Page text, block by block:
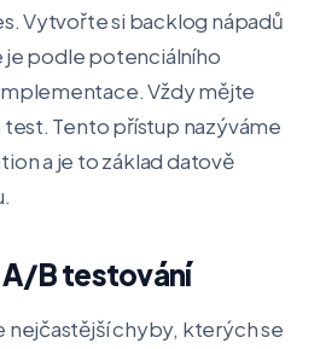
Vytvořte si backlog nápadů
podle potenciálního
Vždy mějte
Tento přístup nazýváme
a je to základ datově
A/B testování
nejčastější chyby, kterých se